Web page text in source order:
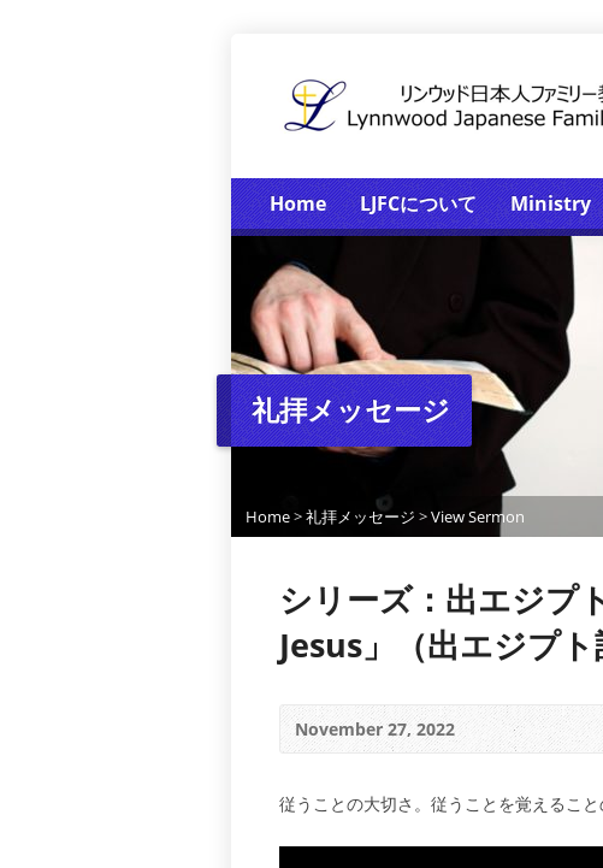
Home LJFCについて Ministry
礼拝メッセージ
Home>礼拝メッセージ >View Sermon
シリーズ：出エジプ
Jesus」（出エジプト
November 27, 2022
従うことの大切さ。従うことを覚えるこ